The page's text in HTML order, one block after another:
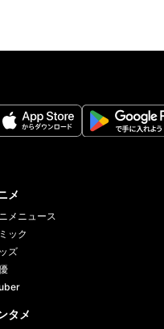
メ
メニュース
ック
ズ
タメ